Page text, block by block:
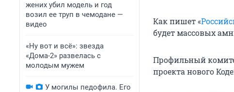
жених убил модель и год
возил ее труп в чемодане —
видео
«Ну вот и всё»: звезда
«Дома-2» развелась с
молодым мужем
У могилы педофила. Его
Как пишет «
будет массовых
Профильный
проекта нового